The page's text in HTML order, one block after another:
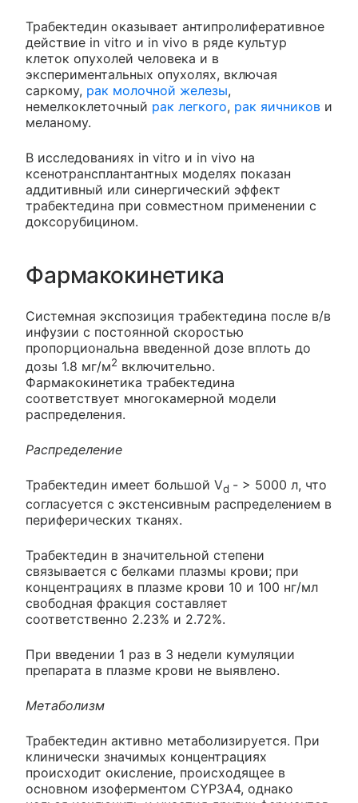
Трабектедин оказывает антипролиферативное
действие in vitro и in vivo в ряде культур
клеток опухолей человека и в
экспериментальных опухолях, включая
саркому, рак молочной железы,
немелкоклеточный рак легкого, рак яичников и
меланому.
В исследованиях in vitro и in vivo на
ксенотрансплантантных моделях показан
аддитивный или синергический эффект
трабектедина при совместном применении с
доксорубицином.
Фармакокинетика
Системная экспозиция трабектедина после в/в
инфузии с постоянной скоростью
пропорциональна введенной дозе вплоть до
дозы 1.8 мг/м2 включительно.
Фармакокинетика трабектедина
соответствует многокамерной модели
распределения.
Распределение
Трабектедин имеет большой Vd - > 5000 л, что
согласуется с экстенсивным распределением в
периферических тканях.
Трабектедин в значительной степени
связывается с белками плазмы крови; при
концентрациях в плазме крови 10 и 100 нг/мл
свободная фракция составляет
соответственно 2.23% и 2.72%.
При введении 1 раз в 3 недели кумуляции
препарата в плазме крови не выявлено.
Метаболизм
Трабектедин активно метаболизируется. При
клинически значимых концентрациях
происходит окисление, происходящее в
основном изоферментом CYP3A4, однако